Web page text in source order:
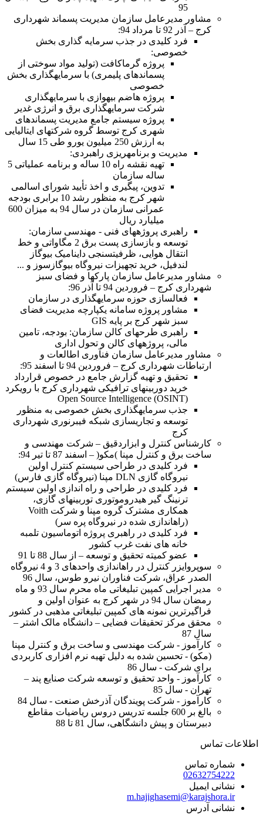
95
مشاور مدیرعامل سازمان مدیریت پسماند شهرداری
کرج – آذر 92 تا مرداد 94:
فرد کلیدی در جذب سرمایه گذاری بخش
خصوصی:
پروژه گرماکافت (تولید مواد سوختی از
پسماندهای پلیمری) با سرمایهگذاری بخش
خصوصی
پروژه هاضم بیهوازی با سرمایهگذاری
شرکت سرمایهگذاری برق و انرژی غدیر
پروژه سیستم جامع مدیریت پسماندهای
شهری کرج توسط گروه شرکتهای ایتالیایی
به ارزش 250 میلیون یورو طی 15 سال
مدیریت و برنامهریزی راهبردی:
تهیه نقشه راه 10 ساله و برنامه عملیاتی 5
ساله سازمان
تدوین، پیگیری و اخذ تأیید شورای اسالمی
شهر کرج به منظور رشد 10 برابری بودجه
عمرانی سازمان در سال 94 به میزان 600
میلیارد ریال
راهبری پروژههای فنی - مهندسی سازمان:
توسعه و بازسازی پست برق 2 مگاواتی و خط
انتقال هوایی، ظرفیتسنجی داینامیک بیوگاز
لندفیل، خرید تجهیزات نیروگاه بیوگازسوز و ...
مشاور مدیرعامل سازمان پارکها و فضای سبز
شهرداری کرج – فروردین 94 تا آذر 96:
فعالسازی حوزه سرمایهگذاری در سازمان
مشاور پروژه سامانه یکپارچه مدیریت فضای
سبز شهر کرج بر پایه GIS
راهبری طرحهای کالن سازمان: بودجه، تامین
مالی، پروژههای کالن و تحول اداری
مشاور مدیرعامل سازمان فنآوری اطالعات و
ارتباطات شهرداری کرج – فروردین 94 تا اسفند 95:
تحقیق و تهیه گزارش جامع در خصوص قرارداد
خرید دوربینهای ترافیکی شهرداری کرج با رویکرد
Open Source Intelligence (OSINT)
جذب سرمایهگذاری بخش خصوصی به منظور
توسعه و تجاریسازی شبکه فیبرنوری شهرداری
کرج
کارشناس کنترل و ابزاردقیق – شرکت مهندسی و
ساخت برق و کنترل مپنا )مکو( – اسفند 87 تا تیر 94:
فرد کلیدی در طراحی سیستم کنترل اولین
نیروگاه گازی DLN مپنا (نیروگاه گازی فارس)
فرد کلیدی در طراحی و راه اندازی اولین سیستم
ترنینگ گیر هیدروموتوری توربینهای گازی،
همکاری مشترک گروه مپنا و شرکت Voith
(راهاندازی شده در نیروگاه پره سر)
فرد کلیدی در راهبری پروژه اتوماسیون تلمبه
خانه های نفت غرب کشور
عضو کمیته تحقیق و توسعه – از سال 88 تا 91
سوپروایزر کنترل در راهاندازی واحدهای 3 و 4 نیروگاه
الصدر عراق، شرکت فناوران نیرو طوس، سال 96
مدیر اجرایی کمپین تبلیغاتی ماه محرم سال 93 و ماه
رمضان سال 94 در شهر کرج به عنوان اولین و
فراگیرترین نمونه های کمپین تبلیغاتی مذهبی در کشور
محقق مرکز تحقیقات فضایی – دانشگاه مالک اشتر –
سال 87
کارآموز - شرکت مهندسی و ساخت برق و کنترل مپنا
(مکو) - تحسین شده به دلیل تهیه نرم افزاری کاربردی
برای شرکت - سال 86
کارآموز - واحد تحقیق و توسعه شرکت صنایع پند –
تهران - سال 85
کارآموز - شرکت پویندگان آذرخش صنعت - سال 84
بالغ بر 600 جلسه تدریس دروس ریاضیات مقاطع
دبیرستان و پیش دانشگاهی، سال 81 تا 88
اطلاعات تماس
شماره تماس
02632754222
نشانی ایمیل
m.hajighasemi@karajshora.ir
نشانی آدرس